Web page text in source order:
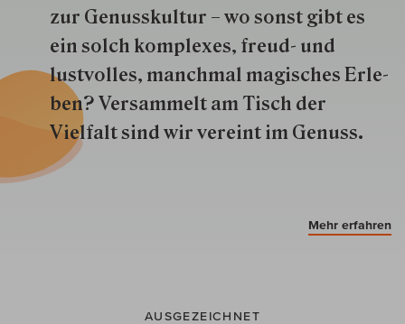
zur Genuss­kultur – wo sonst gibt es
ein solch kom­plexes, freud- und
lustvolles, manchmal ma­gisch­es Er­le­
ben? Versammelt am Tisch der
Vielfalt sind wir ver­eint im Genuss.
Mehr erfahren
AUSGEZEICHNET